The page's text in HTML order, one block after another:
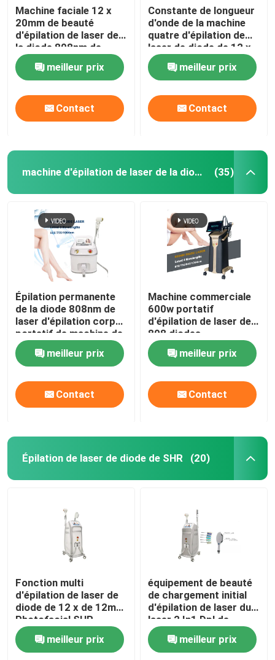
Machine faciale 12 x
20mm de beauté
d'épilation de laser de
la diode 808nm de
dames
meilleur prix
Contact
Constante de longueur
d'onde de la machine
quatre d'épilation de
laser de diode de 12 x
de 35mm pour 808nm à
la maisonmeilleur prix
Contact
machine d'épilation de laser de la diode 808nm (35)
Épilation permanente
de la diode 808nm de
laser d'épilation corps
portatif de machine de
plein
meilleur prix
Contact
Machine commerciale
600w portatif
d'épilation de laser de
808 diodes
meilleur prix
Contact
Épilation de laser de diode de SHR (20)
Fonction multi
d'épilation de laser de
diode de 12 x de 12mm
Photofacial SHR
choisir machine
permanentemeilleur prix
équipement de beauté
de chargement initial
d'épilation de laser du
laser 2 In1 Dpl de
chargement initial Shr
Elight de 1600w 20HZ
meilleur prix